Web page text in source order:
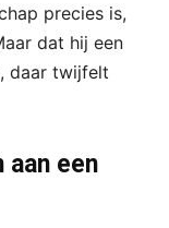
precies is,
dat hij een
daar twijfelt
aan een